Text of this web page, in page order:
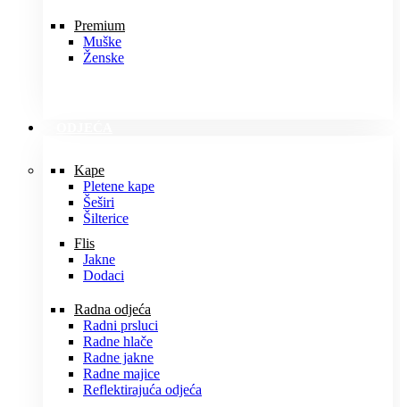
Premium
Muške
Ženske
Kape
Pletene kape
Šeširi
Šilterice
Flis
Jakne
Dodaci
Radna odjeća
Radni prsluci
Radne hlače
Radne jakne
Radne majice
Reflektirajuća odjeća